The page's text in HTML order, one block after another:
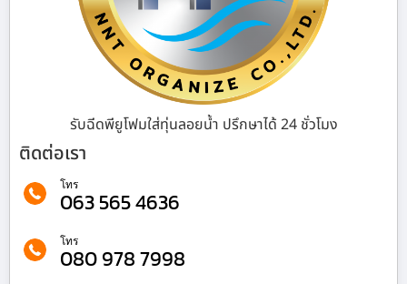
รับฉีดพียูโฟมใส่ทุ่นลอยน้ำ ปรึกษาได้ 24 ชั่วโมง
ติดต่อเรา
โทร
063 565 4636
โทร
080 978 7998